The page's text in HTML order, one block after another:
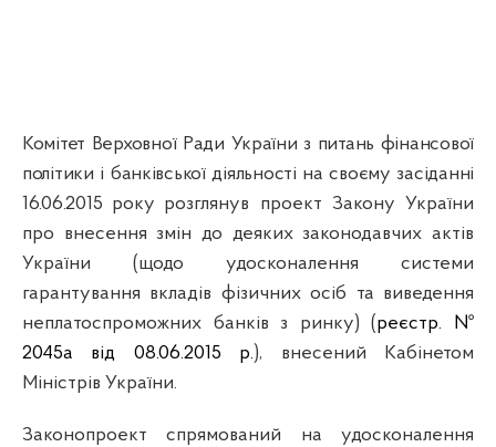
Комітет ВерховноїРади України з питань фінансової
політики і банківської діяльності насвоєму засіданні
16.06.2015 року розглянув проект ЗаконуУкраїни
про внесення змін до деяких законодавчих актів
України (щодо удосконалення
системи
гарантування вкладів фізичних осіб та виведення
неплатоспроможних банків з ринку) (реєстр. №
2045а від 08.06.2015 р.), внесений
Кабінетом
Міністрів України.
Законопроектспрямований наудосконалення